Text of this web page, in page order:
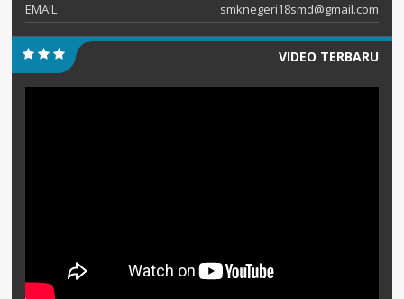
EMAIL
smknegeri18smd@gmail.com
VIDEO TERBARU